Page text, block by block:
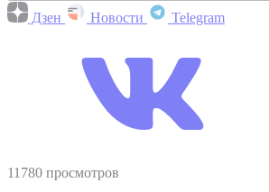
Дзен Новости Telegram
11780 просмотров